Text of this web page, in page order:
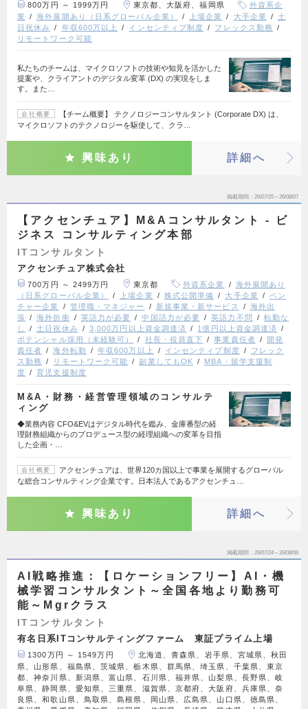
800万円 ～ 1999万円 東京都、大阪府、福岡県
外資系企
業
海外展開あり（日系グローバル企業） 上場企業 大手企業
土
日祝休み
年収600万以上 インセンティブ制度
フレックス勤務
リモートワーク可能
私たちのチームは、マイクロソフトの技術や知見を活かした
提案や、クライアントのデジタル変革 (DX) の実現をしま
す。また…
会社概要
【チーム概要】 テクノロジーコンサルタント (Corporate DX) は、
マイクロソフトのテクノロジーを駆使して、クラ…
興味あり 詳細へ
掲載期間 26/07/25～26/08/07
【アクセンチュア】M&Aコンサルタント - ビ
ジネス コンサルティング本部
ITコンサルタント
アクセンチュア株式会社
700万円 ～ 2499万円 東京都 外資系企業
海外展開あり
（日系グローバル企業）
上場企業 株式公開準備 大手企業
ベン
チャー企業
管理職・マネジャー 新規事業・新サービス
海外出
張
海外折衝 英語力が必要 中国語力が必要 英語力不問
転勤な
し
土日祝休み 3,000万円以上資金調達済
1億円以上資金調達済
ポテンシャル採用（未経験可）
社長・役員直下 事業責任者
開発
責任者
海外転勤 年収600万以上 インセンティブ制度
フレック
ス勤務
リモートワーク可能 副業してもOK
MBA・留学支援制
度
育児支援制度
M&A・財務・経営管理領域のコンサルテ
ィング
◆業務内容 CFO&EVはデジタル時代を鑑み、金庫番型の経
理財務組織からのプロデュース型の経理組織への変革を目指
した企画・…
会社概要
アクセンチュアは、世界120カ国以上で事業を展開するグローバル
な総合コンサルティング企業です。日本法人であるアクセンチュ…
興味あり 詳細へ
掲載期間 26/07/24～26/08/06
AI戦略推進：【ロケーションフリー】AI・機
械学習コンサルタント～全国各地より勤務可
能～Mgrクラス
ITコンサルタント
有名日系ITコンサルティングファーム 東証プライム上場
1300万円 ～ 1549万円
北海道、青森県、岩手県、宮城県、秋田
県、山形県、福島県、茨城県、栃木県、群馬県、埼玉県、千葉県、東京
都、神奈川県、新潟県、富山県、石川県、福井県、山梨県、長野県、岐
阜県、静岡県、愛知県、三重県、滋賀県、京都府、大阪府、兵庫県、奈
良県、和歌山県、鳥取県、島根県、岡山県、広島県、山口県、徳島県、